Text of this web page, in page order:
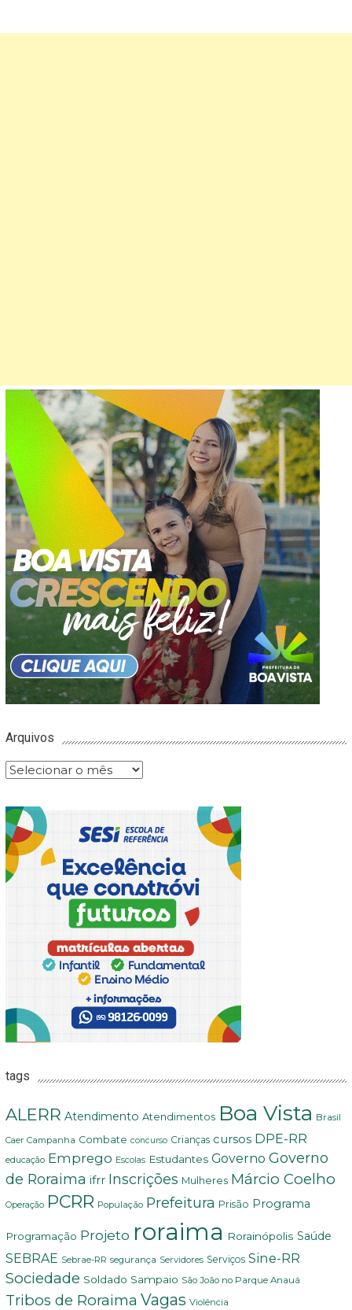
Arquivos
Arquivos
tags
ALERR Atendimento Atendimentos Boa Vista Brasil
Caer Campanha Combate concurso Crianças cursos DPE-RR
educação Emprego Escolas Estudantes Governo Governo
de Roraima ifrr Inscrições Mulheres Márcio Coelho
Operação PCRR População Prefeitura Prisão Programa
Programação Projeto roraima Rorainópolis Saúde
SEBRAE Sebrae-RR segurança Servidores Serviços Sine-RR
Sociedade Soldado Sampaio São João no Parque Anauá
Tribos de Roraima Vagas Violência